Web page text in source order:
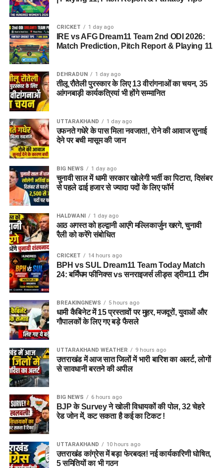
CRICKET 1 day ago
IRE vs AFG Dream11 Team 2nd ODI 2026:
Match Prediction, Pitch Report & Playing 11
DEHRADUN 1 day ago
तीलू रौतेली पुरस्कार के लिए 13 वीरांगनाओं का चयन, 35
आंगनबाड़ी कार्यकत्रियां भी होंगे सम्मानित
UTTARAKHAND 1 day ago
उफनते गधेरे के पास मिला नवजात!, रोने की आवाज सुनाई
देने पर बची मासूम की जान
BIG NEWS 1 day ago
चुनावी साल में धामी सरकार खोलेगी भर्ती का पिटारा, दिसंबर
से पहले ढाई हजार से ज्यादा पदों के लिए फॉर्म
HALDWANI 1 day ago
आठ अगस्त को हल्द्वानी आएंगे मल्लिकार्जुन खरगे, चुनावी
रैली को करेंगे संबोधित
CRICKET 14 hours ago
BPH vs SUL Dream11 Team Today Match
24: बर्मिंघम फीनिक्स vs सनराइजर्स लीड्स ड्रीम11 टीम
BREAKINGNEWS 5 hours ago
धामी कैबिनेट में 15 प्रस्तावों पर मुहर, मजदूरों, युवाओं और
गौपालकों के लिए गए बड़े फैसले
UTTARAKHAND WEATHER 9 hours ago
उत्तराखंड में आज सात जिलों में भारी बारिश का अलर्ट, लोगों
से सावधानी बरतने की अपील
BIG NEWS 6 hours ago
BJP के Survey ने खोली विधायकों की पोल, 32 चेहरे
रेड जोन में, कट सकता है कई का टिकट !
UTTARAKHAND 10 hours ago
उत्तराखंड कांग्रेस में बड़ा फेरबदल! नई कार्यकारिणी घोषित,
5 समितियों का भी गठन